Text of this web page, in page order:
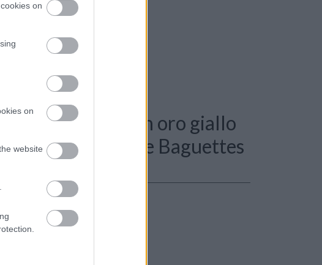
on
on
website
Bracciale in oro giallo
di Brillanti e Baguettes